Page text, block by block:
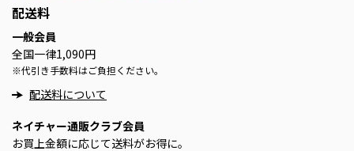
配送料
一般会員
全国一律1,090円
※代引き手数料はご負担ください。
配送料について
ネイチャー通販クラブ会員
お買上金額に応じて送料がお得に。